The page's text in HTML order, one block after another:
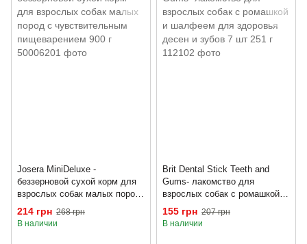
Josera MiniDeluxe -
беззерновой сухой корм для
взрослых собак малых пород
с чувствительным
пищеварением 900 г
214 грн 268 грн
В наличии
Brit Dental Stick Teeth and
Gums- лакомство для
взрослых собак с ромашкой и
шалфеем для здоровья десен
и зубов 7 шт 251 г
155 грн 207 грн
В наличии